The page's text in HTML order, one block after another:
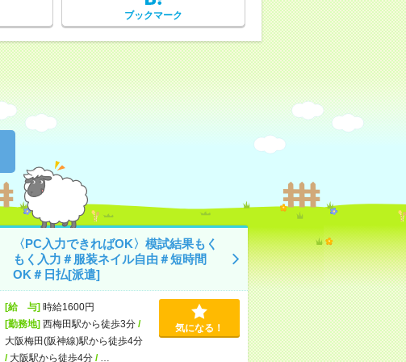
ブックマーク
〈PC入力できればOK〉模試結果もく
もく入力＃服装ネイル自由＃短時間
OK＃日払[派遣]
[給 与]時給1600円
[勤務地]西梅田駅から徒歩3分/
大阪梅田(阪神線)駅から徒歩4分
/ 大阪駅から徒歩4分/
気になる！